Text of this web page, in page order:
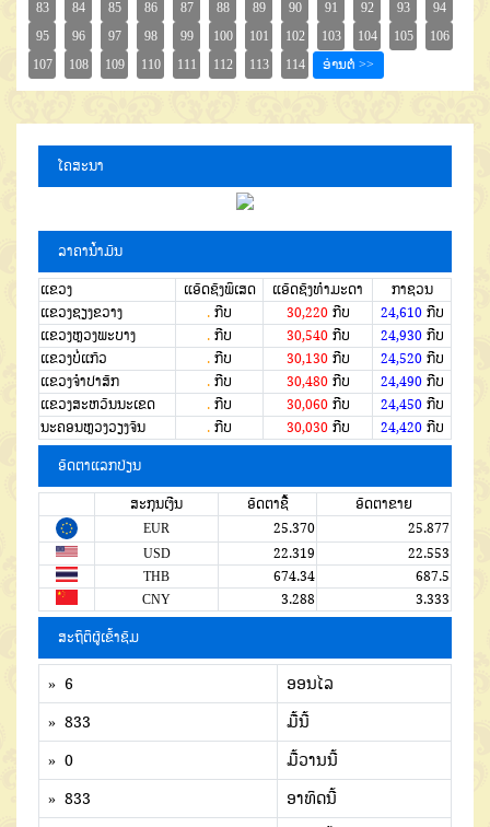
ໂຄສະນາ
ລາຄານໍ້າມັນ
ແຂວງ ແອັດຊັງພິເສດ ແອັດຊັງທຳມະດາ
ກາຊວນ
ແຂວງຊຽງຂວາງ
. ກີບ 30,220ກີບ 24,610ກີບ
ແຂວງຫຼວງພະບາງ
. ກີບ 30,540ກີບ 24,930ກີບ
ແຂວງບໍ່ແກ້ວ
. ກີບ 30,130ກີບ 24,520ກີບ
ແຂວງຈໍາປາສັກ
. ກີບ 30,480ກີບ 24,490ກີບ
ແຂວງສະຫວັນນະເຂດ
. ກີບ 30,060ກີບ 24,450ກີບ
ນະຄອນຫຼວງວຽງຈັນ
. ກີບ 30,030ກີບ 24,420ກີບ
ອັດຕາແລກປ່ຽນ
ສະກຸນເງີນ ອັດຕາຊື້
ອັດຕາຂາຍ
EUR
25.370
25.877
USD
22.319
22.553
THB
674.34
687.5
CNY
3.288 3.333
ສະຖິຕິຜູ້ເຂົ້າຊົມ
» 6
ອອນໄລ
» 833
ມື້ນີ້
» 0
ມື້ວານນີ້
» 833
ອາທິດນີ້